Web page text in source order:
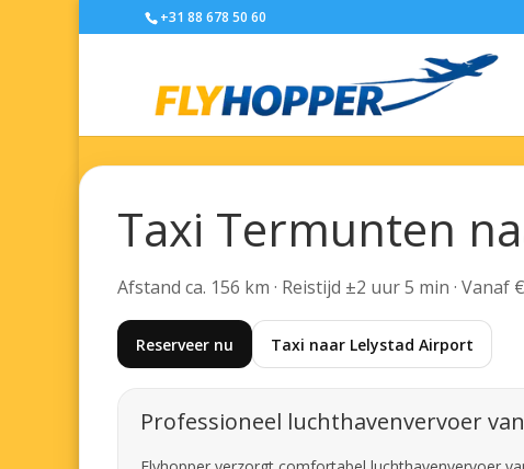
+31 88 678 50 60
Taxi Termunten
Afstand ca. 156 km · Reistijd ±2 uur 5 min ·
Reserveer nu Taxi naar Lelystad Airport
Professioneel luchthavenvervoer